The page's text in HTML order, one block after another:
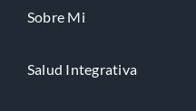
Sobre Mi
Salud Integrativa